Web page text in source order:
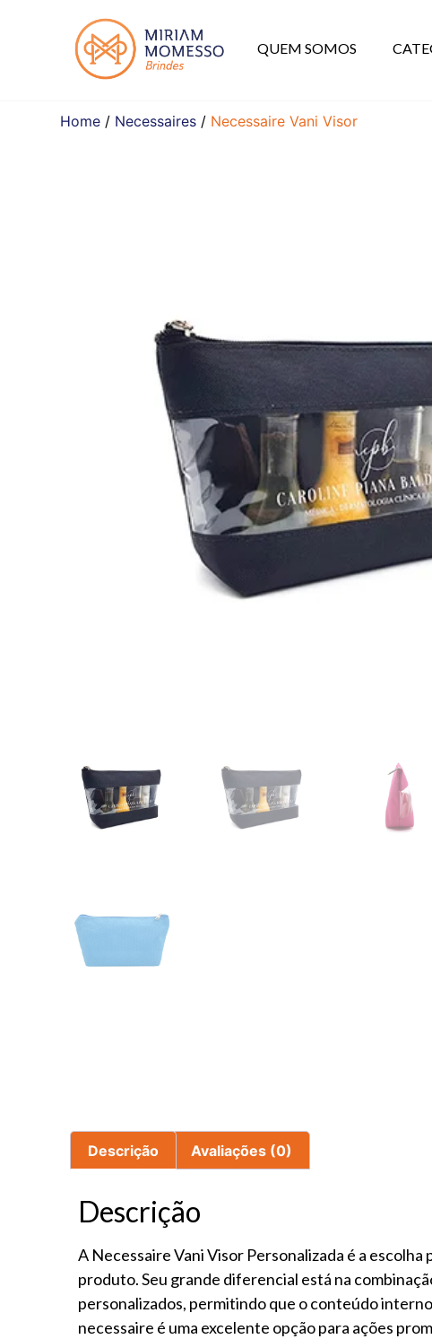
QUEM SOMOS
Home / Necessaires / Necessaire Vani Visor
Descrição Avaliações (0)
Descrição
A Necessaire Vani Visor Personalizada é a
produto. Seu grande diferencial está na
personalizados, permitindo que o conteúdo
necessaire é uma excelente opção para ações